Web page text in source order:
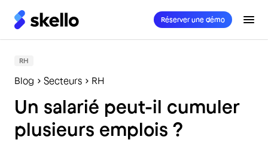
Réserver une démo
RH
Blog Secteurs RH
Un salarié peut-il cumuler
plusieurs emplois ?